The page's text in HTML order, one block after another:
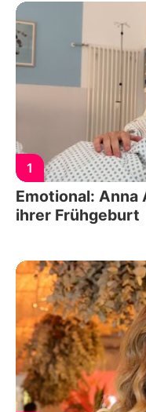
1
Emotional: Anna
ihrer Frühgeburt